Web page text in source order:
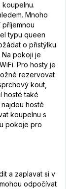
koupelnu.
Mnoho
typu queen
o přistýlku.
Na pokoji je
Pro hosty je
rezervovat
kout,
hosté také
hosté
koupelnu s
pokoje pro
a zaplavat si v
odpočívat